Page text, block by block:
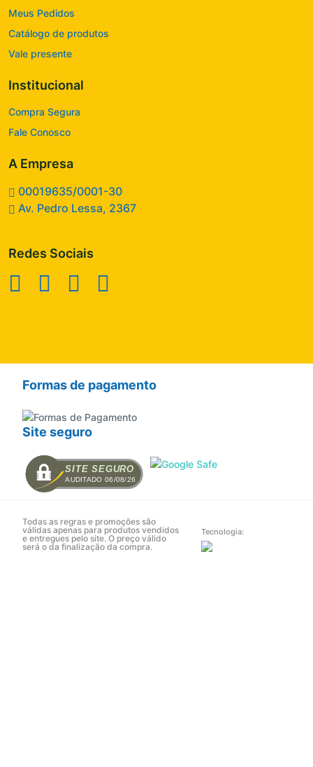
Meus Pedidos
Catálogo de produtos
Vale presente
Institucional
Compra Segura
Fale Conosco
A Empresa
00019635/0001-30
Av. Pedro Lessa, 2367
Redes Sociais
Formas de pagamento
Site seguro
SITE SEGURO
AUDITADO 06/08/26
Todas as regras e promoções são
válidas apenas para produtos vendidos
e entregues pelo site. O preço válido
será o da finalização da compra.
Tecnologia: